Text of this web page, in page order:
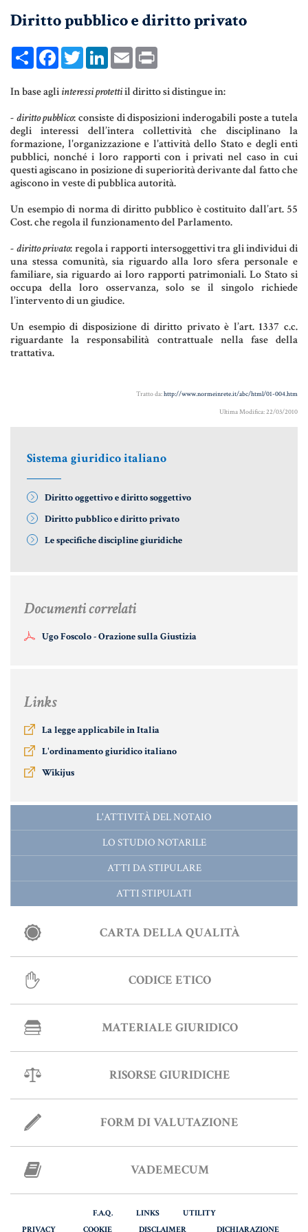
UNIONI CIVILI & CONVIVENZE
EREDITÀ & TESTAMENTO
TESTAMENTO DI VITA
Donazioni, Trust, Tutela del
Patrimonio
PATTO DI FAMIGLIA
TRUST E AFFIDAMENTO FIDUCIARIO
TUTELA DEL PATRIMONIO
Aziende e società
LEASING
Materiale Giuridico
RISORSE GIURIDICHE
USUFRUTTO
Fiscalità Speciale
CERTIFICAZIONE ENERGETICA
DETRAZIONI 36-41-50 %
INDICI E TASSI
TARSU
TASSAZIONE ATTI IMMOBILIARI
Informative Generali
STRANIERI IN ITALIA
VADEMECUM
Diritto pubblico e diritto privato
ShareFacebookTwitterLinkedInEmail
In base agliinteressi protettiil diritto si distingue in:
-diritto pubblico: consiste di disposizioni inderogabili poste a tutela
degli interessi dell’intera collettività che disciplinano la
formazione, l'organizzazione e l'attività dello Stato e degli enti
pubblici, nonché i loro rapporti con i privati nel caso in cui
questi agiscano in posizione di superiorità derivante dal fatto che
agiscono in veste di pubblica autorità.
Un esempio di norma di diritto pubblico è costituito dall’art. 55
Cost. che regola il funzionamento del Parlamento.
-diritto privato: regola i rapporti intersoggettivi tra gli individui di
una stessa comunità, sia riguardo alla loro sfera personale e
familiare, sia riguardo ai loro rapporti patrimoniali. Lo Stato si
occupa della loro osservanza, solo se il singolo richiede
l’intervento di un giudice.
Un esempio di disposizione di diritto privato è l’art. 1337 c.c.
riguardante la responsabilità contrattuale nella fase della
trattativa.
Tratto da:http://www.normeinrete.it/abc/html/01-004.htm
Ultima Modifica: 22/03/2010
Sistema giuridico italiano
Diritto oggettivo e diritto soggettivo
Diritto pubblico e diritto privato
Le specifiche discipline giuridiche
Documenti correlati
Ugo Foscolo - Orazione sulla Giustizia
Links
La legge applicabile in Italia
L'ordinamento giuridico italiano
Wikijus
L'ATTIVITÀ DEL NOTAIO
LO STUDIO NOTARILE
ATTI DA STIPULARE
ATTI STIPULATI
CARTA DELLA QUALITÀ
CODICE ETICO
MATERIALE GIURIDICO
RISORSE GIURIDICHE
FORM DI VALUTAZIONE
VADEMECUM
F.A.Q. LINKS
UTILITY
PRIVACY
COOKIE DISCLAIMER DICHIARAZIONE